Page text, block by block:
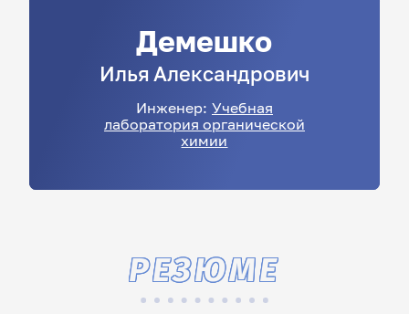
Демешко
Илья Александрович
Инженер: Учебная
лаборатория органической
химии
РЕЗЮМЕ